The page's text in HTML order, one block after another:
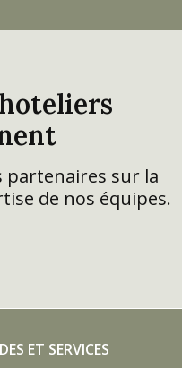
partenaires sur la
de nos équipes.
ET SERVICES